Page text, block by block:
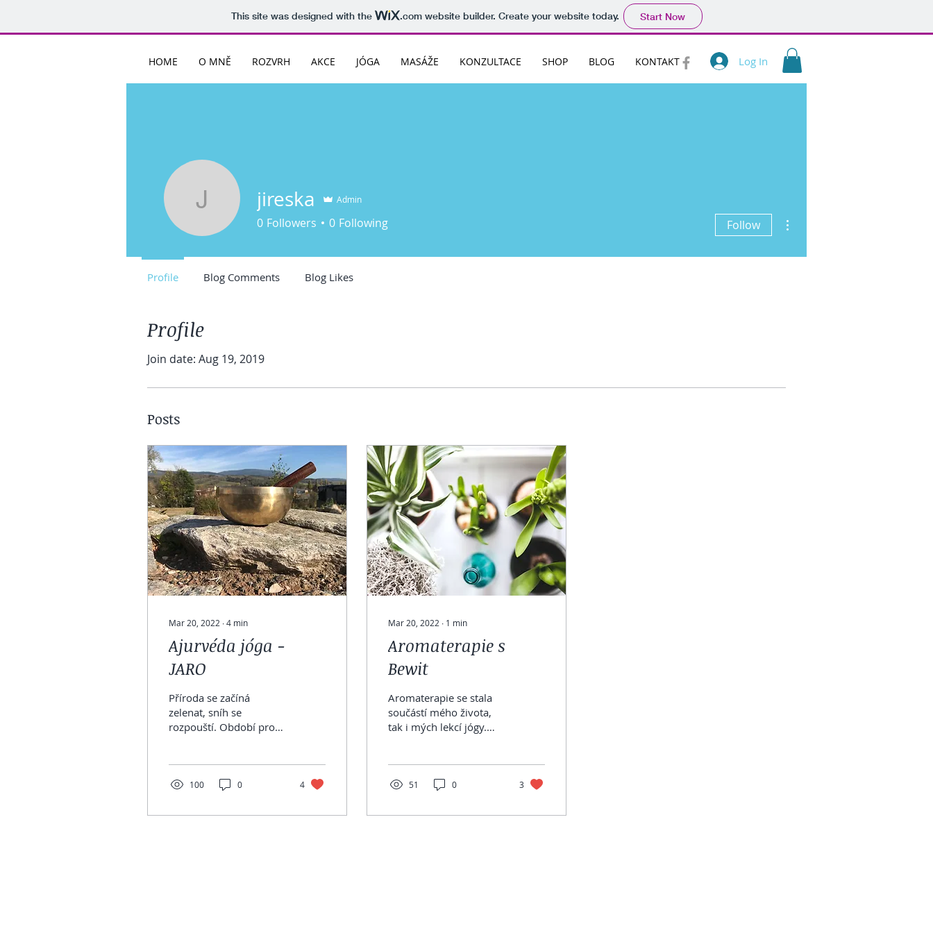
This site was designed with the .comwebsite builder. Create your website today. Start Now
HOME O MNĚ ROZVRH AKCE JÓGA MASÁŽE KONZULTACE SHOP BLOG KONTAKT Log In
Profile
Join date: Aug 19, 2019
Posts
Mar 20, 2022 ∙4 min
Ajurvéda jóga -
JARO
Příroda se začíná
zelenat, sníh se
rozpouští. Období pro
ajurvédskou dóšou...
100 0 4
Mar 20, 2022 ∙ 1 min
Aromaterapie s
Bewit
Aromaterapie se stala
součástí mého života,
tak i mých lekcí jógy.
do...
51 0 3
jireskajireska Admin
0 Followers 0 Following Follow
Profile Blog Comments Blog Likes